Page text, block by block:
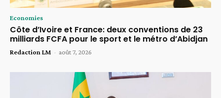
Economies
Côte d’Ivoire et France: deux conventions de 23
milliards FCFA pour le sport et le métro d’Abidjan
Redaction LM - août 7, 2026